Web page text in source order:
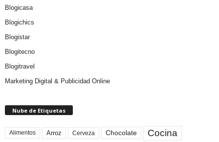
Blogicasa
Blogichics
Blogistar
Blogitecno
Blogitravel
Marketing Digital & Publicidad Online
Nube de Etiquetas
Alimentos Arroz Cerveza Chocolate Cocina